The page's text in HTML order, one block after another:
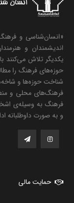
«انسان‌شناسی و
اندیشمندان و
یکدیگر تلاش می‌کنند
حوزه‌های فرهنگ را
شناخت حوزه‌ها و
فرهنگ‌های محلی و
فرهنگ به وسیله‌ی
و به صورت داوطلبانه
حمایت مالی